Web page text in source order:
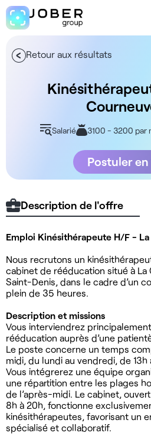
Retour aux résultats
Salarié 3100 - 3200 par
Postuler en
Description de l'offre
Emploi Kinésithérapeute H/F -
Nous recrutons un
cabinet de rééducation situé à La
Saint-Denis, dans le cadre d’un
plein de 35 heures.
Description et missions
Vous interviendrez
rééducation auprès d’une
Le poste concerne un temps
midi, du lundi au vendredi, de 13h
Vous intégrerez une équipe
une répartition entre les plages
de l’après-midi. Le cabinet,
8h à 20h, fonctionne
kinésithérapeutes, favorisant un
spécialisé et collaboratif.